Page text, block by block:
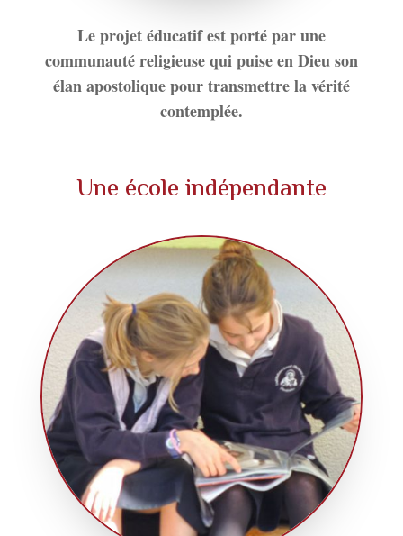
Le projet éducatif est porté par une
communauté religieuse qui puise en Dieu son
élan apostolique pour transmettre la vérité
contemplée.
Une école indépendante